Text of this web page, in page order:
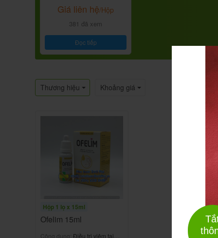
Giá liên hệ/Hộp
381 đã xem
Đọc tiếp
Thương hiệu Khoảng giá
Hộp 1 lọ x 15ml
Ofelim 15ml
Công dụng: Điều trị viêm tai